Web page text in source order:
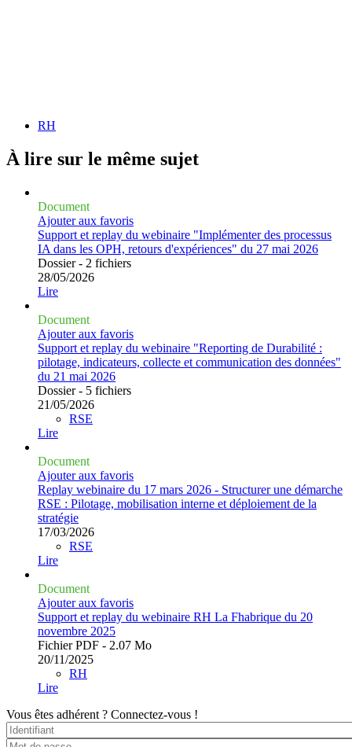
RH
À lire sur le même sujet
Document
Ajouter aux favoris
Support et replay du webinaire "Implémenter des processus
IA dans les OPH, retours d'expériences" du 27 mai 2026
Dossier - 2 fichiers
28/05/2026
Lire
Document
Ajouter aux favoris
Support et replay du webinaire "Reporting de Durabilité :
pilotage, indicateurs, collecte et communication des données"
du 21 mai 2026
Dossier - 5 fichiers
21/05/2026
RSE
Lire
Document
Ajouter aux favoris
Replay webinaire du 17 mars 2026 - Structurer une démarche
RSE : Pilotage, mobilisation interne et déploiement de la
stratégie
17/03/2026
RSE
Lire
Document
Ajouter aux favoris
Support et replay du webinaire RH La Fhabrique du 20
novembre 2025
Fichier PDF - 2.07 Mo
20/11/2025
RH
Lire
Vous êtes adhérent ? Connectez-vous !